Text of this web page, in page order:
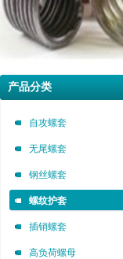
深圳市金永安装实业有
深圳市金永安装实业有
深圳市金永安装实业有
产品分类
自攻螺套
无尾螺套
钢丝螺套
螺纹护套
插销螺套
高负荷螺母